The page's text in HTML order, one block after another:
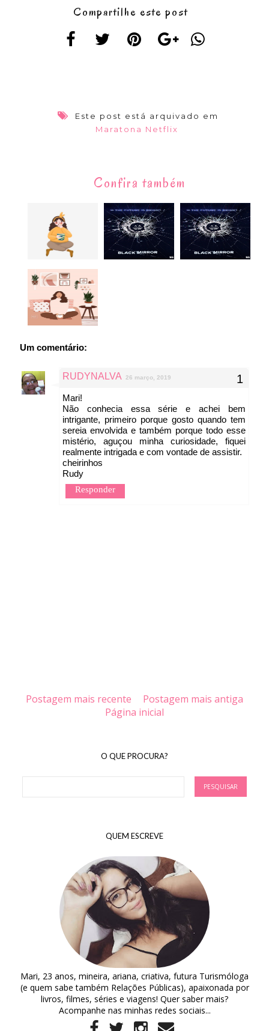
Compartilhe este post
Este post está arquivado em
Maratona Netflix
Confira também
Um comentário:
RUDYNALVA 26 março, 2019
Mari!
Não conhecia essa série e achei bem
intrigante, primeiro porque gosto quando tem
sereia envolvida e também porque todo esse
mistério, aguçou minha curiosidade, fiquei
realmente intrigada e com vontade de assistir.
cheirinhos
Rudy
Responder
Postagem mais recente
Postagem mais antiga
Página inicial
O QUE PROCURA?
QUEM ESCREVE
Mari, 23 anos, mineira, ariana, criativa, futura Turismóloga
(e quem sabe também Relações Públicas), apaixonada por
livros, filmes, séries e viagens! Quer saber mais?
Acompanhe nas minhas redes sociais...